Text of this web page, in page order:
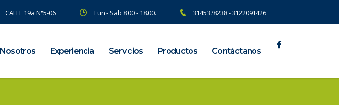
CALLE 19a N°5-06 Lun - Sab 8.00 - 18.00. 3145378238 - 3122091426
Nosotros Experiencia Servicios Productos Contáctanos